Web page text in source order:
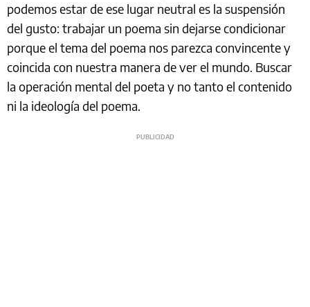
podemos estar de ese lugar neutral es la suspensión
del gusto: trabajar un poema sin dejarse condicionar
porque el tema del poema nos parezca convincente y
coincida con nuestra manera de ver el mundo. Buscar
la operación mental del poeta y no tanto el contenido
ni la ideología del poema.